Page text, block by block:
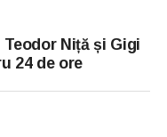
Niță și Gigi
24 de ore